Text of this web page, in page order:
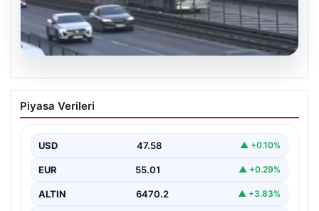
Yola düştü, metrobüs çarptı: Kadının
durumu kritik
Piyasa Verileri
USD 47.58 ▲ +0.10%
EUR 55.01 ▲ +0.29%
ALTIN 6470.2 ▲ +3.83%